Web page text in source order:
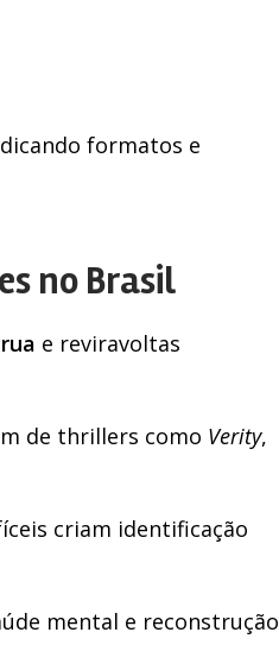
formatos e
no Brasil
e reviravoltas
de thrillers como Verity,
criam identificação
mental e reconstrução